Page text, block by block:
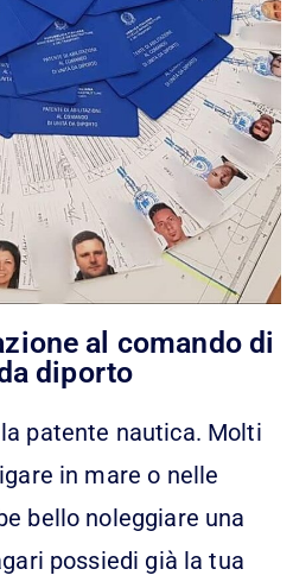
al comando di
diporto
patente nautica. Molti
in mare o nelle
bello noleggiare una
possiedi già la tua